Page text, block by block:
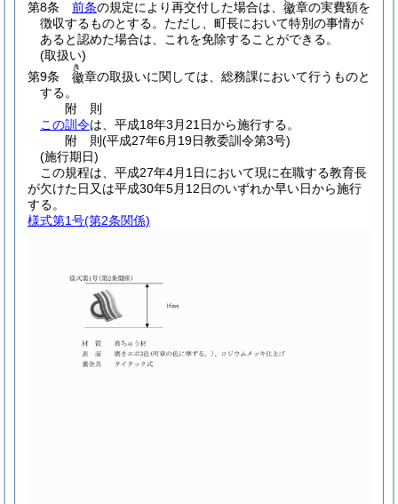
第8条
前条の規定により再交付した場合は、 徽章の実費額を
徴収するものとする。 ただし、町長において特別の事情が
あると認めた場合は、これを免除することができる。
(取扱い)
第9条
徽
き
章の取扱いに関しては、総務課において行うものと
する。
附 則
この訓令は、平成18年3月21日から施行する。
附 則(平成27年6月19日教委訓令第3号)
(施行期日)
この規程は、平成27年4月1日において現に在職する教育長
が欠けた日又は平成30年5月12日のいずれか早い日から施行
する。
様式第1号(第2条関係)